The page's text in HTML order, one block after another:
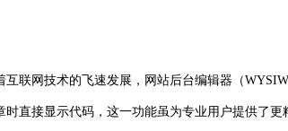
联网技术的飞速发展，网站后台编辑器（
直接显示代码，这一功能虽为专业用户提供了